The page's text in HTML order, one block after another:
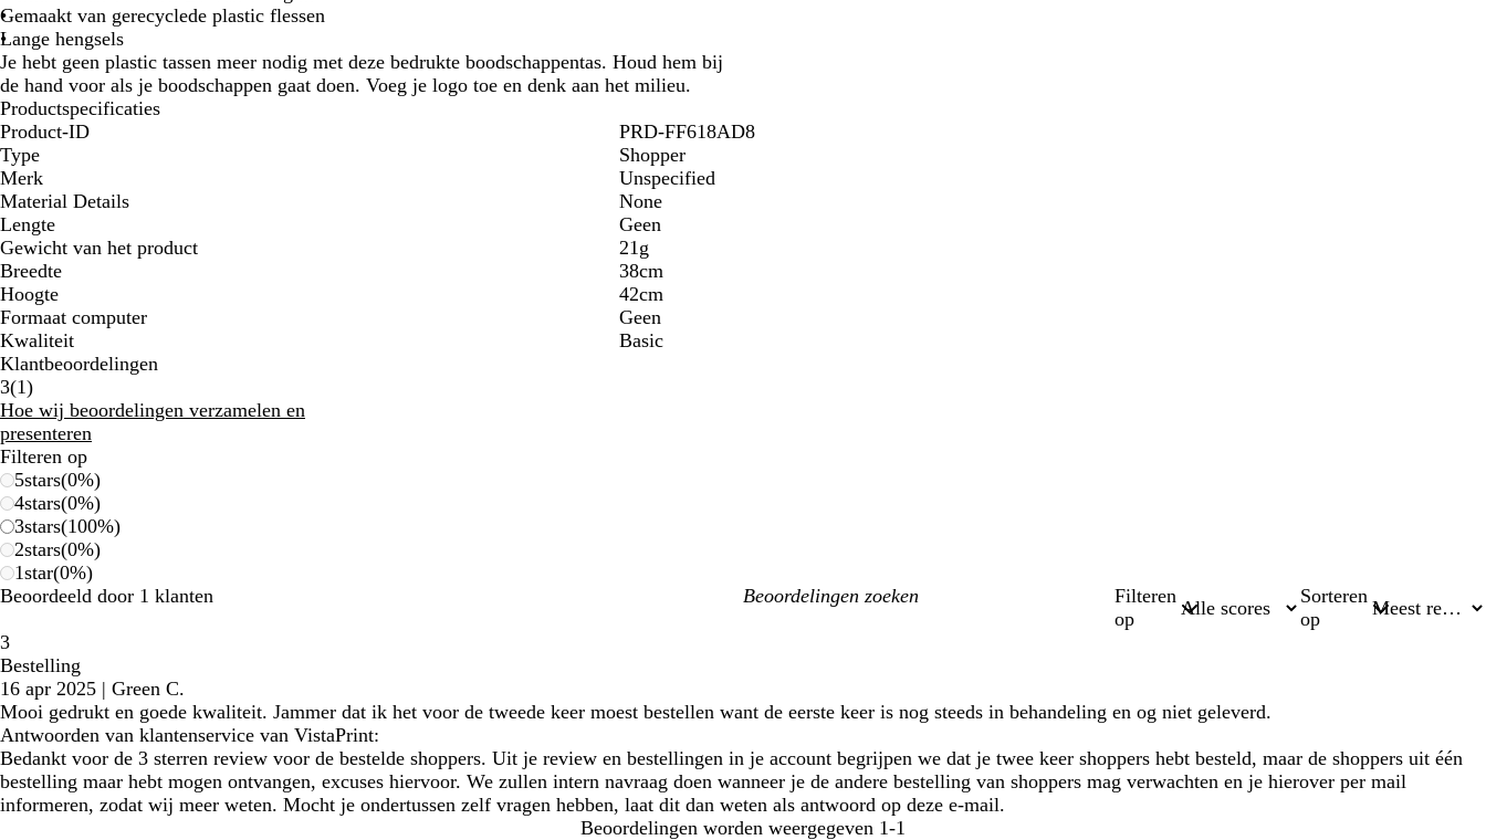
Gemaakt van gerecyclede plastic flessen
Lange hengsels
Je hebt geen plastic tassen meer nodig met deze bedrukte boodschappentas. Houd hem bij
de hand voor als je boodschappen gaat doen. Voeg je logo toe en denk aan het milieu.
Productspecificaties
Product-ID
PRD-FF618AD8
Type
Shopper
Merk
Unspecified
Material Details
None
Lengte
Geen
Gewicht van het product
21g
Breedte
38cm
Hoogte
42cm
Formaat computer
Geen
Kwaliteit
Basic
Klantbeoordelingen
3(11
klantbeoordelingen
)
Hoe wij beoordelingen verzamelen en
presenteren
Filteren op
5stars(0%)
4stars(0%)
3stars(100%)
2stars(0%)
1star(0%)
Beoordeeld door 1 klanten
Mijn
Filteren
op
Sorteren
op
3
Bestelling
16 apr 2025 | Green C.
Mooi gedrukt en goede kwaliteit. Jammer dat ik het voor de tweede keer moest bestellen want de eerste keer is nog steeds in behandeling en og niet geleverd.
Antwoorden van klantenservice van VistaPrint:
Bedankt voor de 3 sterren review voor de bestelde shoppers. Uit je review en bestellingen in je account begrijpen we dat je twee keer shoppers hebt besteld, maar de shoppers uit één
bestelling maar hebt mogen ontvangen, excuses hiervoor. We zullen intern navraag doen wanneer je de andere bestelling van shoppers mag verwachten en je hierover per mail
informeren, zodat wij meer weten. Mocht je ondertussen zelf vragen hebben, laat dit dan weten als antwoord op deze e-mail.
Beoordelingen worden weergegeven 1-1